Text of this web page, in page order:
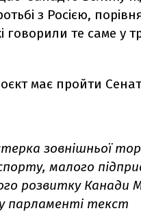
з Росією,
говорили те саме у
має пройти
зовнішньої
малого
розвитку Канади
у парламенті текст